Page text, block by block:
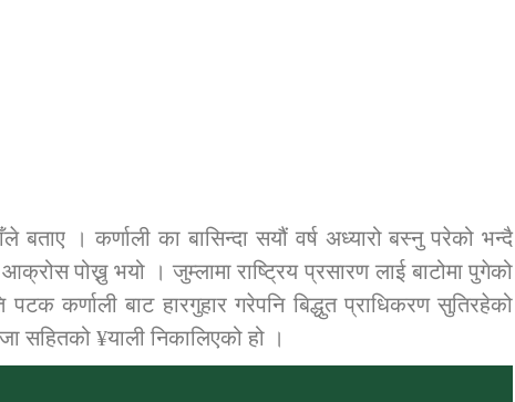
बताए । कर्णाली का बासिन्दा सयौं वर्ष अध्यारो बस्नु परेको भन्दै
पोख्नु भयो । जुम्लामा राष्ट्रिय प्रसारण लाई बाटोमा पुगेको
कर्णाली बाट हारगुहार गरेपनि बिद्धुत प्राधिकरण सुतिरहेको
सहितको ¥याली निकालिएको हो ।